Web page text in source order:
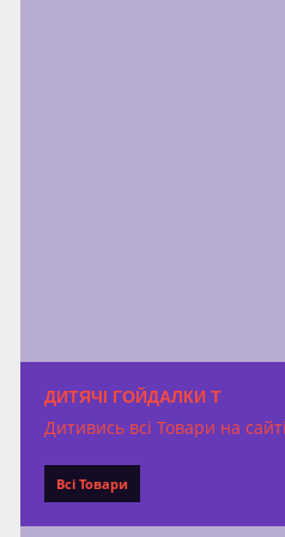
ДИТЯЧІ ГОЙДАЛКИ Т
Дитивись всі Товари на
Всі Товари